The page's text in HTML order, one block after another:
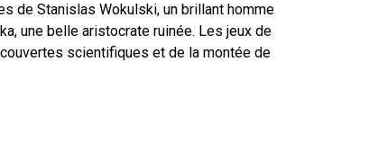
de Stanislas Wokulski, un brillant homme
une belle aristocrate ruinée. Les jeux de
scientifiques et de la montée de